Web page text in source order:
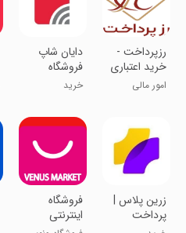
رزپرداخت -
خرید اعتباری
واقساطی کالا
و خدمات
امور مالی
دایان شاپ
فروشگاه
اینترنتی
خرید
‏‏‏‏زرین پلاس |
پرداخت
فروشگاه
اینترنتی